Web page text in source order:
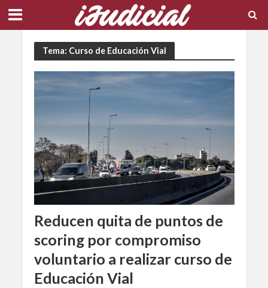
Tema: Curso de Educación Vial
Reducen quita de puntos de
scoring por compromiso
voluntario a realizar curso de
Educación Vial